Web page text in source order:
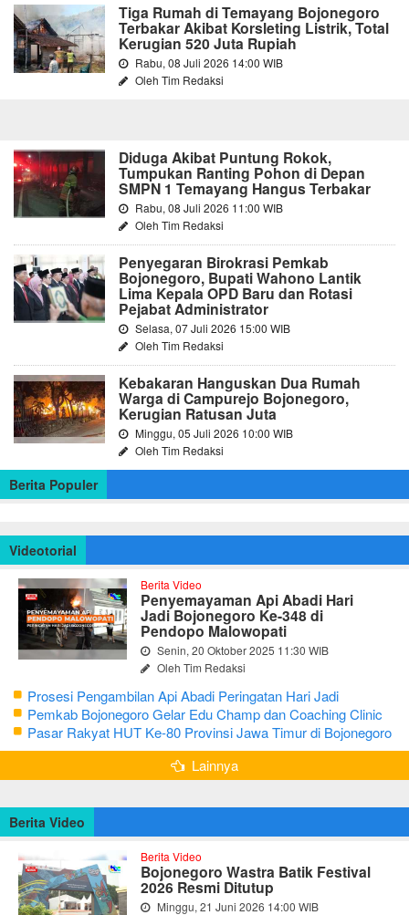
Tiga Rumah di Temayang Bojonegoro
Terbakar Akibat Korsleting Listrik, Total
Kerugian 520 Juta Rupiah
Rabu, 08 Juli 2026 14:00 WIB
Oleh Tim Redaksi
Diduga Akibat Puntung Rokok,
Tumpukan Ranting Pohon di Depan
SMPN 1 Temayang Hangus Terbakar
Rabu, 08 Juli 2026 11:00 WIB
Oleh Tim Redaksi
Penyegaran Birokrasi Pemkab
Bojonegoro, Bupati Wahono Lantik
Lima Kepala OPD Baru dan Rotasi
Pejabat Administrator
Selasa, 07 Juli 2026 15:00 WIB
Oleh Tim Redaksi
Kebakaran Hanguskan Dua Rumah
Warga di Campurejo Bojonegoro,
Kerugian Ratusan Juta
Minggu, 05 Juli 2026 10:00 WIB
Oleh Tim Redaksi
Berita Populer
Videotorial
Berita Video
Penyemayaman Api Abadi Hari
Jadi Bojonegoro Ke-348 di
Pendopo Malowopati
Senin, 20 Oktober 2025 11:30 WIB
Oleh Tim Redaksi
Prosesi Pengambilan Api Abadi Peringatan Hari Jadi
Bojonegoro Ke-348
Pemkab Bojonegoro Gelar Edu Champ dan Coaching Clinic
Seni Reog dan Jaranan
Pasar Rakyat HUT Ke-80 Provinsi Jawa Timur di Bojonegoro
Lainnya
Berita Video
Berita Video
Bojonegoro Wastra Batik Festival
2026 Resmi Ditutup
Minggu, 21 Juni 2026 14:00 WIB